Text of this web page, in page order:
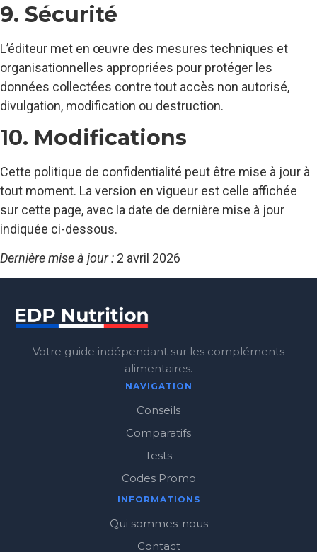
9. Sécurité
L’éditeur met en œuvre des mesures techniques et
organisationnelles appropriées pour protéger les
données collectées contre tout accès non autorisé,
divulgation, modification ou destruction.
10. Modifications
Cette politique de confidentialité peut être mise à jour à
tout moment. La version en vigueur est celle affichée
sur cette page, avec la date de dernière mise à jour
indiquée ci-dessous.
Dernière mise à jour : 2 avril 2026
Votre guide indépendant sur les compléments
alimentaires.
NAVIGATION
Conseils
Comparatifs
Tests
Codes Promo
INFORMATIONS
Qui sommes-nous
Contact